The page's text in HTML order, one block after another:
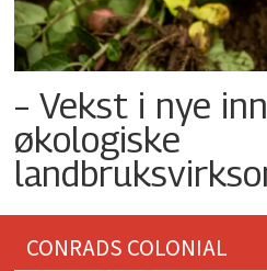
– Vekst i nye
økologiske
CONRADS COLONIAL